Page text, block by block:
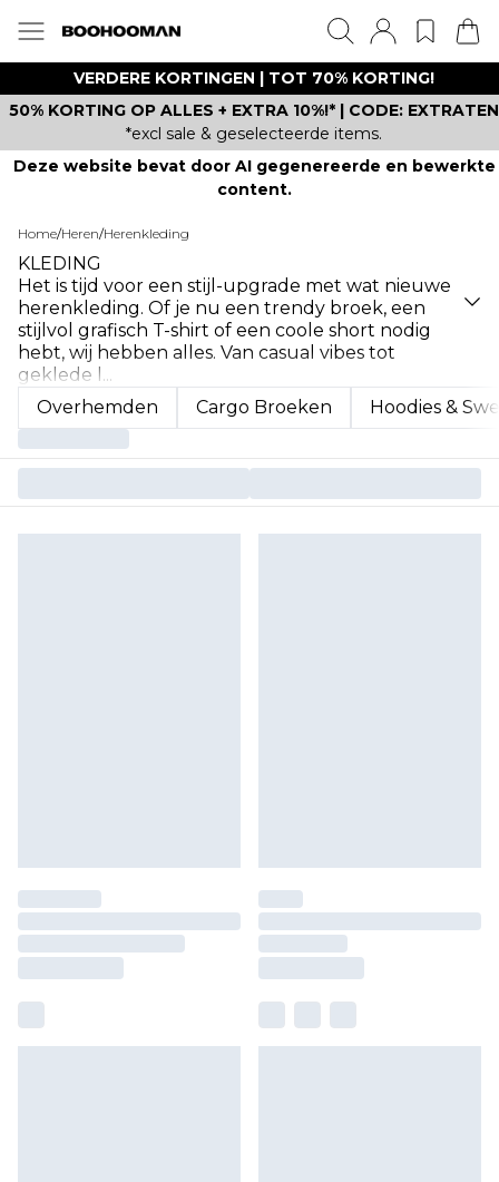
VERDERE KORTINGEN | TOT 70% KORTING!
50% KORTING OP ALLES + EXTRA 10%!* | CODE: EXTRATEN
*excl sale & geselecteerde items.
Deze website bevat door AI gegenereerde en bewerkte
content.
Home/Heren/Herenkleding
KLEDING
Het is tijd voor een stijl-upgrade met wat nieuwe
herenkleding. Of je nu een trendy broek, een
stijlvol grafisch T-shirt of een coole short nodig
hebt, wij hebben alles. Van casual vibes tot
geklede l...
Overhemden
Cargo Broeken Hoodies &